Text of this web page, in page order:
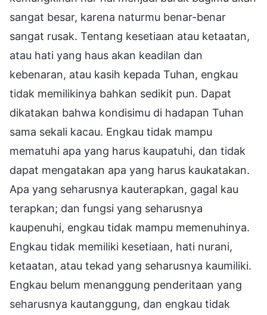
sangat besar, karena naturmu benar-benar
sangat rusak. Tentang kesetiaan atau ketaatan,
atau hati yang haus akan keadilan dan
kebenaran, atau kasih kepada Tuhan, engkau
tidak memilikinya bahkan sedikit pun. Dapat
dikatakan bahwa kondisimu di hadapan Tuhan
sama sekali kacau. Engkau tidak mampu
mematuhi apa yang harus kaupatuhi, dan tidak
dapat mengatakan apa yang harus kaukatakan.
Apa yang seharusnya kauterapkan, gagal kau
terapkan; dan fungsi yang seharusnya
kaupenuhi, engkau tidak mampu memenuhinya.
Engkau tidak memiliki kesetiaan, hati nurani,
ketaatan, atau tekad yang seharusnya kaumiliki.
Engkau belum menanggung penderitaan yang
seharusnya kautanggung, dan engkau tidak